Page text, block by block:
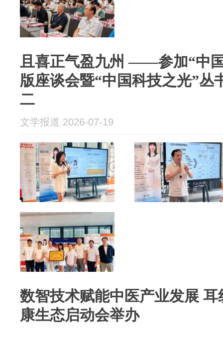
且喜正气盈九州 ——参加“中
版座谈会暨“中国科技之光”丛
二
文学报道 2026-07-19
数智技术赋能中医产业发展
康生态启动会举办